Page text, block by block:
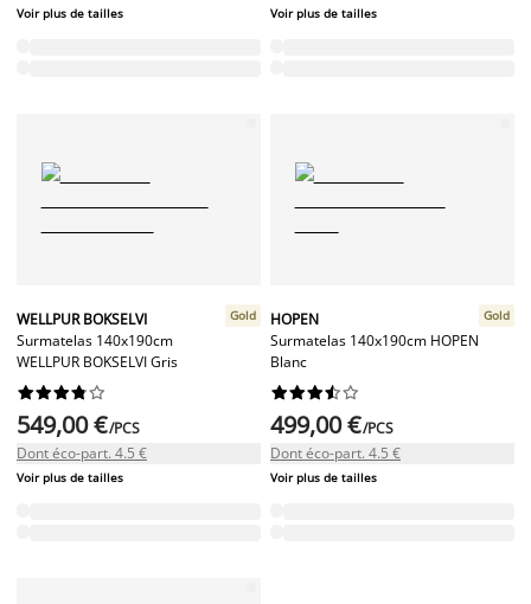
Voir plus de tailles Voir plus de tailles
WELLPUR BOKSELVI
Surmatelas 140x190cm
WELLPUR BOKSELVI Gris
Gold






549,00 €/PCS
Dont éco-part. 4.5 €
Voir plus de tailles
HOPEN
Surmatelas 140x190cm HOPEN
Blanc
Gold






499,00 €/PCS
Dont éco-part. 4.5 €
Voir plus de tailles